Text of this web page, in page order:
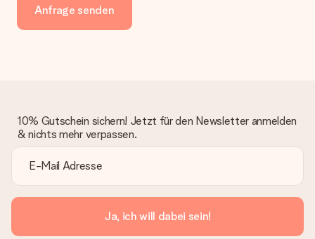
Anfrage senden
10% Gutschein sichern! Jetzt für den Newsletter anmelden
& nichts mehr verpassen.
Ja, ich will dabei sein!